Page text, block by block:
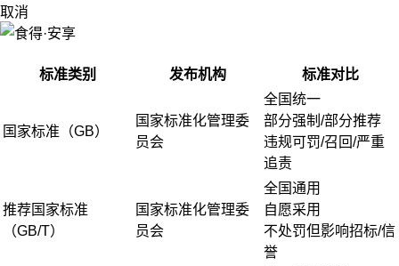
取消
标准类别 发布机构 标准对比
国家标准（GB）
国家标准化管理委
员会
全国统一
部分强制/部分推荐
违规可罚/召回/严重
追责
推荐国家标准
（GB/T）
国家标准化管理委
员会
全国通用
自愿采用
不处罚但影响招标/信
誉